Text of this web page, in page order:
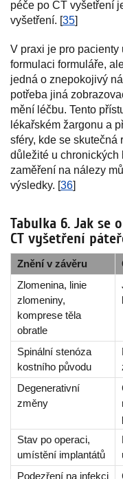
péče po CT vyšetření
vyšetření. [35]
V praxi je pro
formulaci formuláře,
jedná o znepokojivý
potřeba jiná
mění léčbu. Tento
lékařském žargonu a
sféry, kde se skutečná
důležité u chronických
zaměření na nálezy
výsledky. [36]
Tabulka 6. Jak
CT vyšetření
Znění v závěru
Zlomenina, linie
zlomeniny,
komprese těla
obratle
Spinální stenóza
kostního původu
Degenerativní
změny
Stav po operaci,
umístění implantátů
Podezření na infekci